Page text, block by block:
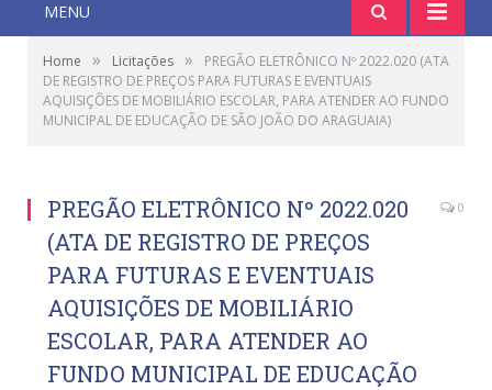
MENU
Home » Licitações »
PREGÃO ELETRÔNICO Nº 2022.020 (ATA
DE REGISTRO DE PREÇOS PARA FUTURAS E EVENTUAIS
AQUISIÇÕES DE MOBILIÁRIO ESCOLAR, PARA ATENDER AO FUNDO
MUNICIPAL DE EDUCAÇÃO DE SÃO JOÃO DO ARAGUAIA)
PREGÃO ELETRÔNICO Nº 2022.020
(ATA DE REGISTRO DE PREÇOS
PARA FUTURAS E EVENTUAIS
AQUISIÇÕES DE MOBILIÁRIO
ESCOLAR, PARA ATENDER AO
FUNDO MUNICIPAL DE EDUCAÇÃO
0